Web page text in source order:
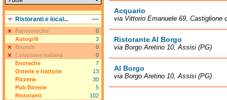
Acquario
via Vittorio Emanuele 69, Castiglione
Ristorante Al Borgo
via Borgo Aretino 10, Assisi (PG)
Al Borgo
via Borgo Aretino 10, Assisi (PG)
Ristoranti e local...
Paninoteche
0
Autogrill
3
Brunch
0
Colazione italiana
0
Enoteche
7
Osterie e trattorie
13
Pizzerie
30
Pub Birrerie
5
Ristoranti
102